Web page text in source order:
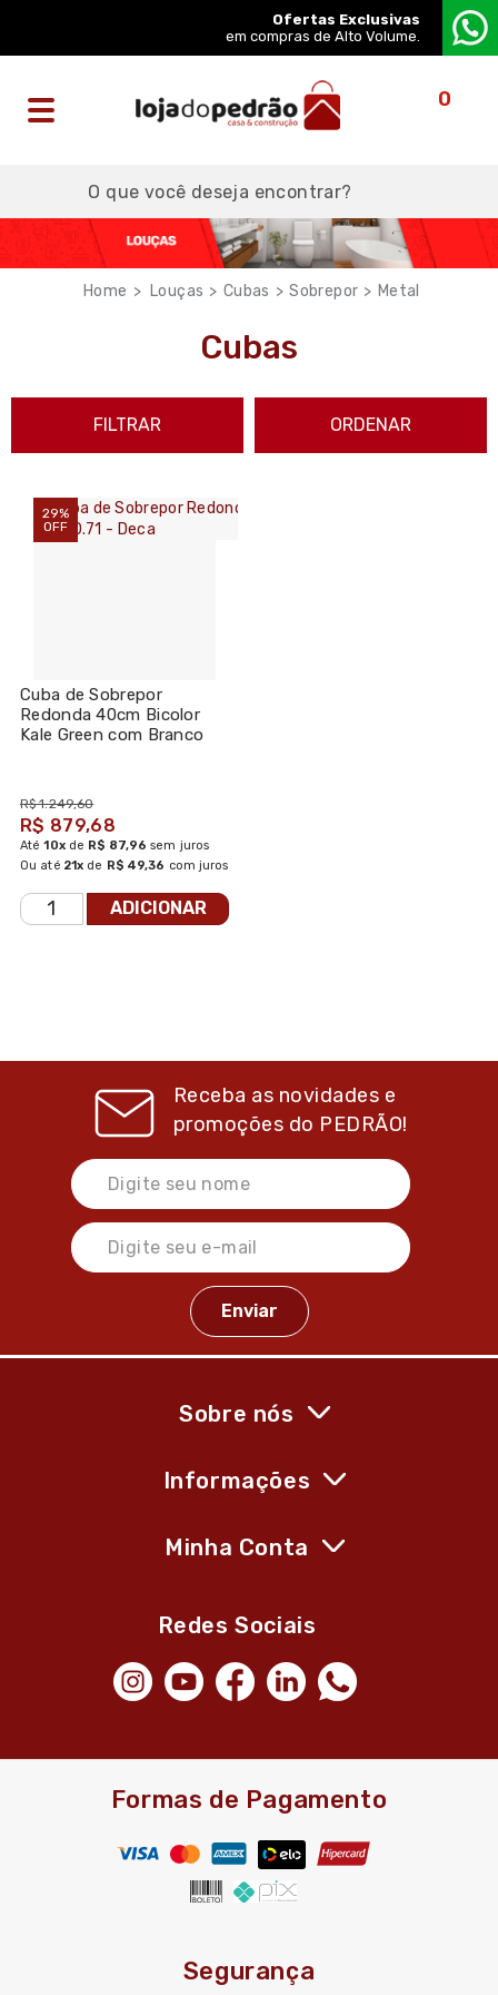
Ofertas Exclusivas
em compras de Alto Volume.
0
Louças Cubas Sobrepor Metal
Cubas
FILTRAR ORDENAR
29%
OFF
Cuba de Sobrepor
Redonda 40cm Bicolor
Kale Green com Branco
R$ 1.249,60
R$ 879,68
Até10xde R$ 87,96 sem juros
Ou até 21x de R$ 49,36 com juros
ADICIONAR
Receba as novidades e
promoções do PEDRÃO!
Sobre nós
Informações
Minha Conta
Redes Sociais
Formas de Pagamento
Segurança